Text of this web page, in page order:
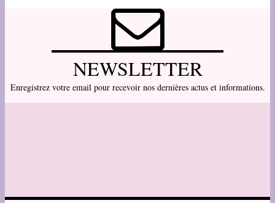
NEWSLETTER
Enregistrez votre email pour recevoir nos dernières actus et informations.